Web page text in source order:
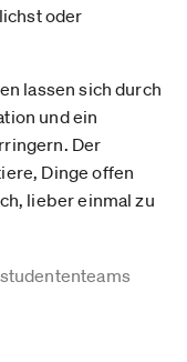
oder
lassen sich durch
und ein
Der
Dinge offen
lieber einmal zu